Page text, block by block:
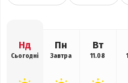
Нд
Сьогодні
Пн
Завтра
Вт
11.08